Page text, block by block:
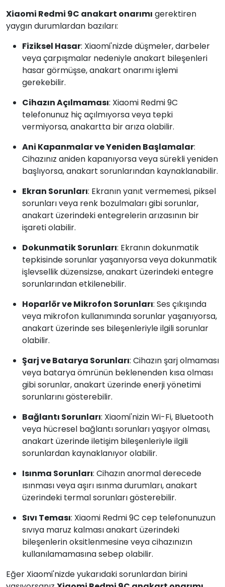
Xiaomi Redmi 9C anakart onarımı gerektiren
yaygın durumlardan bazıları:
Fiziksel Hasar: Xiaomi'nizde düşmeler, darbeler
veya çarpışmalar nedeniyle anakart bileşenleri
hasar görmüşse, anakart onarımı işlemi
gerekebilir.
Cihazın Açılmaması: Xiaomi Redmi 9C
telefonunuz hiç açılmıyorsa veya tepki
vermiyorsa, anakartta bir arıza olabilir.
Ani Kapanmalar ve Yeniden Başlamalar:
Cihazınız aniden kapanıyorsa veya sürekli yeniden
başlıyorsa, anakart sorunlarından kaynaklanabilir.
Ekran Sorunları: Ekranın yanıt vermemesi, piksel
sorunları veya renk bozulmaları gibi sorunlar,
anakart üzerindeki entegrelerin arızasının bir
işareti olabilir.
Dokunmatik Sorunları: Ekranın dokunmatik
tepkisinde sorunlar yaşanıyorsa veya dokunmatik
işlevsellik düzensizse, anakart üzerindeki entegre
sorunlarından etkilenebilir.
Hoparlör ve Mikrofon Sorunları: Ses çıkışında
veya mikrofon kullanımında sorunlar yaşanıyorsa,
anakart üzerinde ses bileşenleriyle ilgili sorunlar
olabilir.
Şarj ve Batarya Sorunları: Cihazın şarj olmaması
veya batarya ömrünün beklenenden kısa olması
gibi sorunlar, anakart üzerinde enerji yönetimi
sorunlarını gösterebilir.
Bağlantı Sorunları: Xiaomi'nizin Wi-Fi, Bluetooth
veya hücresel bağlantı sorunları yaşıyor olması,
anakart üzerinde iletişim bileşenleriyle ilgili
sorunlardan kaynaklanıyor olabilir.
Isınma Sorunları: Cihazın anormal derecede
ısınması veya aşırı ısınma durumları, anakart
üzerindeki termal sorunları gösterebilir.
Sıvı Teması: Xiaomi Redmi 9C cep telefonunuzun
sıvıya maruz kalması anakart üzerindeki
bileşenlerin oksitlenmesine veya cihazınızın
kullanılamamasına sebep olabilir.
Eğer Xiaomi'nizde yukarıdaki sorunlardan birini